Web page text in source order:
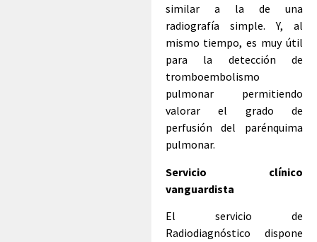
similar a la de una
radiografía simple. Y, al
mismo tiempo, es muy útil
para la detección de
tromboembolismo
pulmonar permitiendo
valorar el grado de
perfusión del parénquima
pulmonar.
Servicio clínico
vanguardista
El servicio de
Radiodiagnóstico dispone